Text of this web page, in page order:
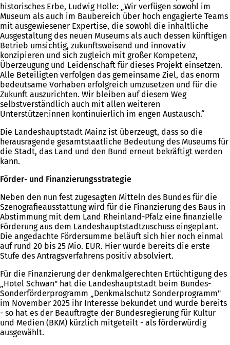
historisches Erbe, Ludwig Holle: „Wir verfügen sowohl im
Museum als auch im Baubereich über hoch engagierte Teams
mit ausgewiesener Expertise, die sowohl die inhaltliche
Ausgestaltung des neuen Museums als auch dessen künftigen
Betrieb umsichtig, zukunftsweisend und innovativ
konzipieren und sich zugleich mit großer Kompetenz,
Überzeugung und Leidenschaft für dieses Projekt einsetzen.
Alle Beteiligten verfolgen das gemeinsame Ziel, das enorm
bedeutsame Vorhaben erfolgreich umzusetzen und für die
Zukunft auszurichten. Wir bleiben auf diesem Weg
selbstverständlich auch mit allen weiteren
Unterstützer:innen kontinuierlich im engen Austausch.“
Die Landeshauptstadt Mainz ist überzeugt, dass so die
herausragende gesamtstaatliche Bedeutung des Museums für
die Stadt, das Land und den Bund erneut bekräftigt werden
kann.
Förder- und Finanzierungsstrategie
Neben den nun fest zugesagten Mitteln des Bundes für die
Szenografieausstattung wird für die Finanzierung des Baus in
Abstimmung mit dem Land Rheinland-Pfalz eine finanzielle
Förderung aus dem Landeshauptstadtzuschuss eingeplant.
Die angedachte Fördersumme beläuft sich hier noch einmal
auf rund 20 bis 25 Mio. EUR. Hier wurde bereits die erste
Stufe des Antragsverfahrens positiv absolviert.
Für die Finanzierung der denkmalgerechten Ertüchtigung des
„Hotel Schwan" hat die Landeshauptstadt beim Bundes-
Sonderförderprogramm „Denkmalschutz Sonderprogramm"
im November 2025 ihr Interesse bekundet und wurde bereits
- so hat es der Beauftragte der Bundesregierung für Kultur
und Medien (BKM) kürzlich mitgeteilt - als förderwürdig
ausgewählt.